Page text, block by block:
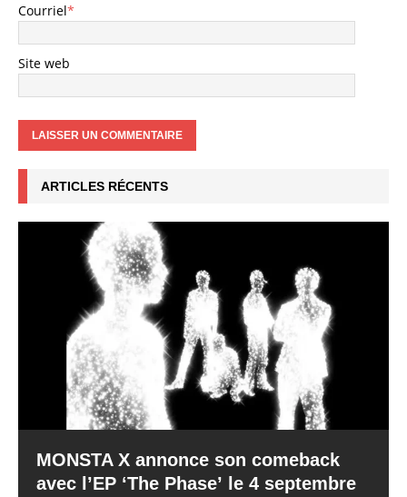
Courriel*
Site web
ARTICLES RÉCENTS
MONSTA X annonce son comeback
avec l’EP ‘The Phase’ le 4 septembre